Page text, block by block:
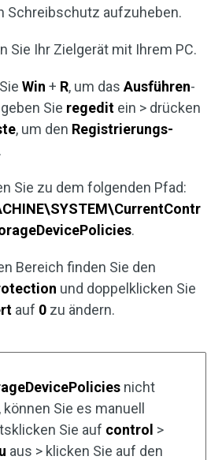
Schreibschutz aufzuheben.
Sie Ihr Zielgerät mit Ihrem PC.
Win + R, um das Ausführen-
Sie regedit ein > drücken
, um den Registrierungs-
Sie zu dem folgenden Pfad:
.
Bereich finden Sie den
und doppelklicken Sie
auf 0 zu ändern.
nicht
Sie es manuell
Sie auf control >
aus > klicken Sie auf den